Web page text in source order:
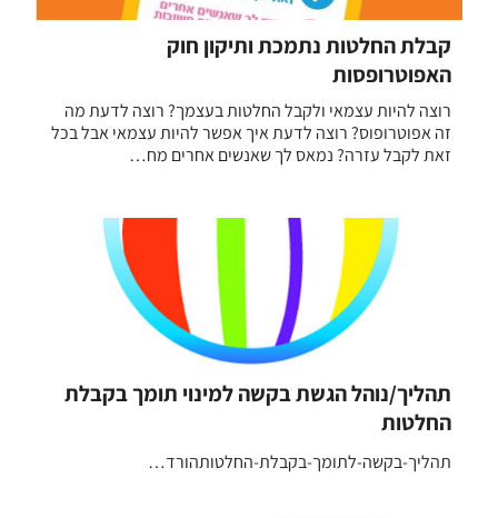
קבלת החלטות נתמכת ותיקון חוק
האפוטרופסות
רוצה להיות עצמאי ולקבל החלטות בעצמך? רוצה לדעת מה
זה אפוטרופוס? רוצה לדעת איך אפשר להיות עצמאי אבל בכל
זאת לקבל עזרה? נמאס לך שאנשים אחרים מח…
תהליך/נוהל הגשת בקשה למינוי תומך בקבלת
החלטות
תהליך-בקשה-לתומך-בקבלת-החלטותהורד…